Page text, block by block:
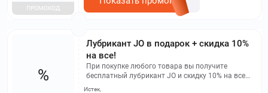
игрушек, интимной косметики и презервативов
скидка составит 15%. Участвуют только онлайн-
промокодами и бонусами.
ПРОМОКОД
Лубрикант JO в подарок + скидка 10%
на все!
При покупке любого товара вы получите
бесплатный лубрикант JO и скидку 10% на все
остальные товары!
%
Истек,